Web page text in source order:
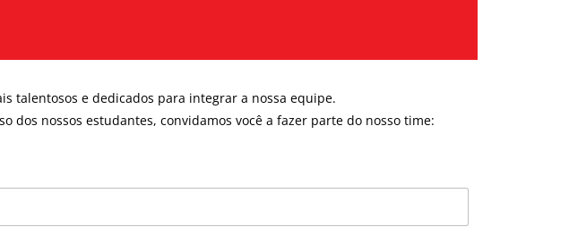
talentosos e dedicados para integrar a nossa equipe.
dos nossos estudantes, convidamos você a fazer parte do nosso time: